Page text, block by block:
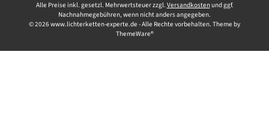
Alle Preise inkl. gesetzl. Mehrwertsteuer zzgl. Versandkostenund ggf.
Nachnahmegebühren, wenn nicht anders angegeben.
© 2026 www.lichterketten-experte.de - Alle Rechte vorbehalten. Theme by
ThemeWare®